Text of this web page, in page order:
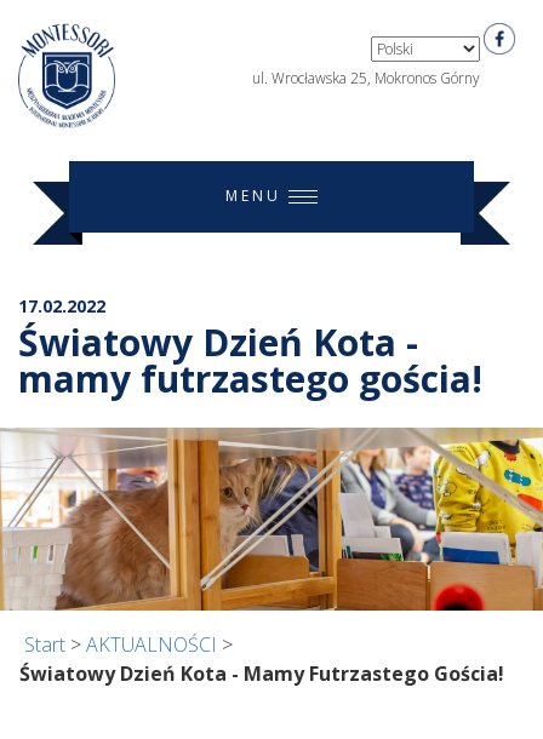
ul. Wrocławska 25, Mokronos Górny
MENU
17.02.2022
Światowy Dzień Kota -
mamy futrzastego gościa!
Start >AKTUALNOŚCI >
Światowy Dzień Kota - Mamy Futrzastego Gościa!